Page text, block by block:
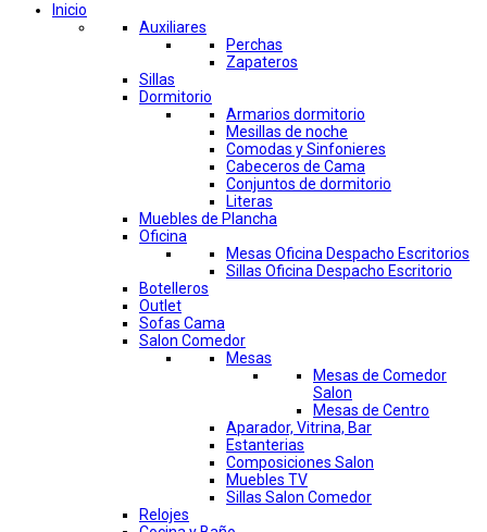
Inicio
Auxiliares
Perchas
Zapateros
Sillas
Dormitorio
Armarios dormitorio
Mesillas de noche
Comodas y Sinfonieres
Cabeceros de Cama
Conjuntos de dormitorio
Literas
Muebles de Plancha
Oficina
Mesas Oficina Despacho Escritorios
Sillas Oficina Despacho Escritorio
Botelleros
Outlet
Sofas Cama
Salon Comedor
Mesas
Mesas de Comedor
Salon
Mesas de Centro
Aparador, Vitrina, Bar
Estanterias
Composiciones Salon
Muebles TV
Sillas Salon Comedor
Relojes